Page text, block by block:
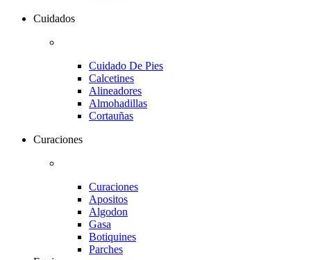
Cuidados
Cuidado De Pies
Calcetines
Alineadores
Almohadillas
Cortauñas
Curaciones
Curaciones
Apositos
Algodon
Gasa
Botiquines
Parches